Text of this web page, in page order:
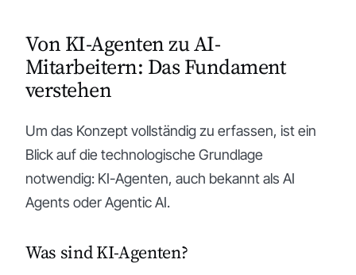
Von KI-Agenten zu AI-
Mitarbeitern: Das Fundament
verstehen
Um das Konzept vollständig zu erfassen, ist ein
Blick auf die technologische Grundlage
notwendig: KI-Agenten, auch bekannt als AI
Agents oder Agentic AI.
Was sind KI-Agenten?